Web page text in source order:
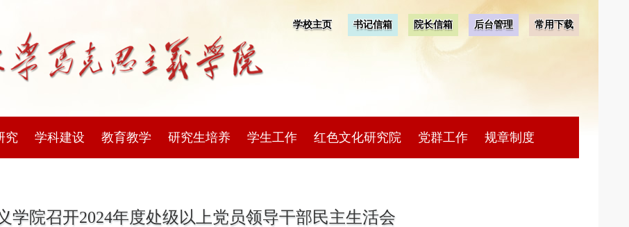
常用下载
后台管理
院长信箱
书记信箱
学校主页
究 学科建设 教育教学 研究生培养 学生工作 红色文化研究院 党群工作 规章制度
学院召开2024年度处级以上党员领导干部民主生活会